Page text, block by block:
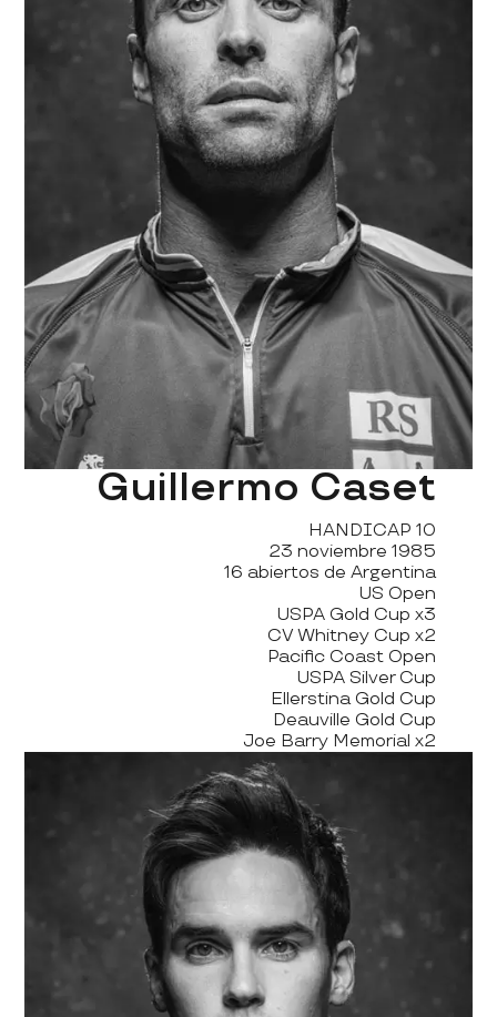
Guillermo Caset
HANDICAP 10
23 noviembre 1985
16 abiertos de Argentina
US Open
USPA Gold Cup x3
CV Whitney Cup x2
Pacific Coast Open
USPA Silver Cup
Ellerstina Gold Cup
Deauville Gold Cup
Joe Barry Memorial x2